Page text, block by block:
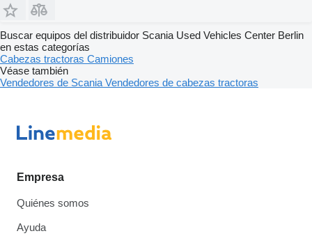
Buscar equipos del distribuidor Scania Used Vehicles Center Berlin
en estas categorías
Cabezas tractoras Camiones
Véase también
Vendedores de Scania Vendedores de cabezas tractoras
Empresa
Quiénes somos
Ayuda